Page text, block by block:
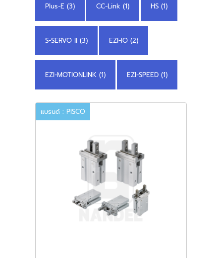
Plus-E (3) CC-Link (1) HS (1)
S-SERVO II (3) EZI-IO (2)
EZI-MOTIONLINK (1) EZI-SPEED (1)
แบรนด์ : PISCO